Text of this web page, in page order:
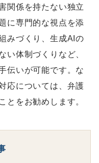
関係を持たない独立
に専門的な視点を添
みづくり、生成AIの
い体制づくりなど、
伝いが可能です。な
応については、弁護
とをお勧めします。